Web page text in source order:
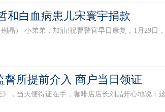
和白血病患儿宋寰宇捐款
晶） 小弟弟，加油!祝曹警官早日康复，1月29日
督所提前介入 商户当日领证
，当天便得证在手，咖啡店店长刘晶开心地说：